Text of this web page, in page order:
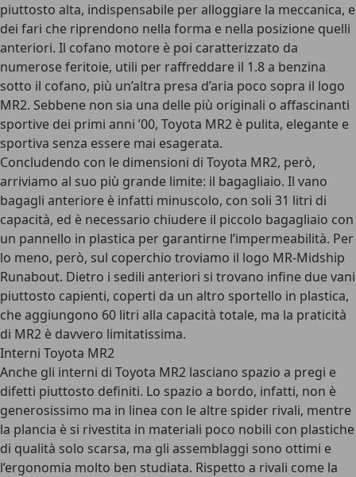
piuttosto alta, indispensabile per alloggiare la meccanica, e
dei fari che riprendono nella forma e nella posizione quelli
anteriori. Il cofano motore è poi caratterizzato da
numerose feritoie, utili per raffreddare il 1.8 a benzina
sotto il cofano, più un’altra presa d’aria poco sopra il logo
MR2. Sebbene non sia una delle più originali o affascinanti
sportive dei primi anni ’00, Toyota MR2 è pulita, elegante e
sportiva senza essere mai esagerata.
Concludendo con le dimensioni di Toyota MR2, però,
arriviamo al suo più grande limite: il bagagliaio. Il vano
bagagli anteriore è infatti minuscolo, con soli 31 litri di
capacità, ed è necessario chiudere il piccolo bagagliaio con
un pannello in plastica per garantirne l’impermeabilità. Per
lo meno, però, sul coperchio troviamo il logo MR-Midship
Runabout. Dietro i sedili anteriori si trovano infine due vani
piuttosto capienti, coperti da un altro sportello in plastica,
che aggiungono 60 litri alla capacità totale, ma la praticità
di MR2 è davvero limitatissima.
Interni Toyota MR2
Anche gli interni di Toyota MR2 lasciano spazio a pregi e
difetti piuttosto definiti. Lo spazio a bordo, infatti, non è
generosissimo ma in linea con le altre spider rivali, mentre
la plancia è si rivestita in materiali poco nobili con plastiche
di qualità solo scarsa, ma gli assemblaggi sono ottimi e
l’ergonomia molto ben studiata. Rispetto a rivali come la